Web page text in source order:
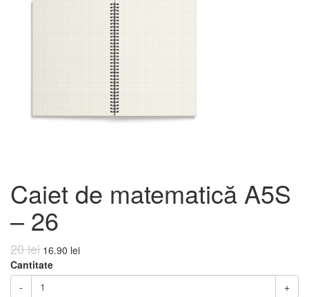
Caiet de matematică A5S
– 26
20 lei 16.90 lei
Cantitate
-
+